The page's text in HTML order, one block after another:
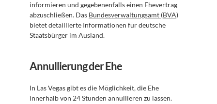
informieren und gegebenenfalls einen Ehevertrag
abzuschließen. Das Bundesverwaltungsamt (BVA)
bietet detaillierte Informationen für deutsche
Staatsbürger im Ausland.
Annullierung der Ehe
In Las Vegas gibt es die Möglichkeit, die Ehe
innerhalb von 24 Stunden annullieren zu lassen.